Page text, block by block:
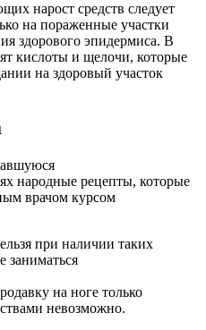
нарост средств следует
на пораженные участки
здорового эпидермиса. В
кислоты и щелочи, которые
на здоровый участок
народные рецепты, которые
врачом курсом
при наличии таких
заниматься
на ноге только
невозможно.